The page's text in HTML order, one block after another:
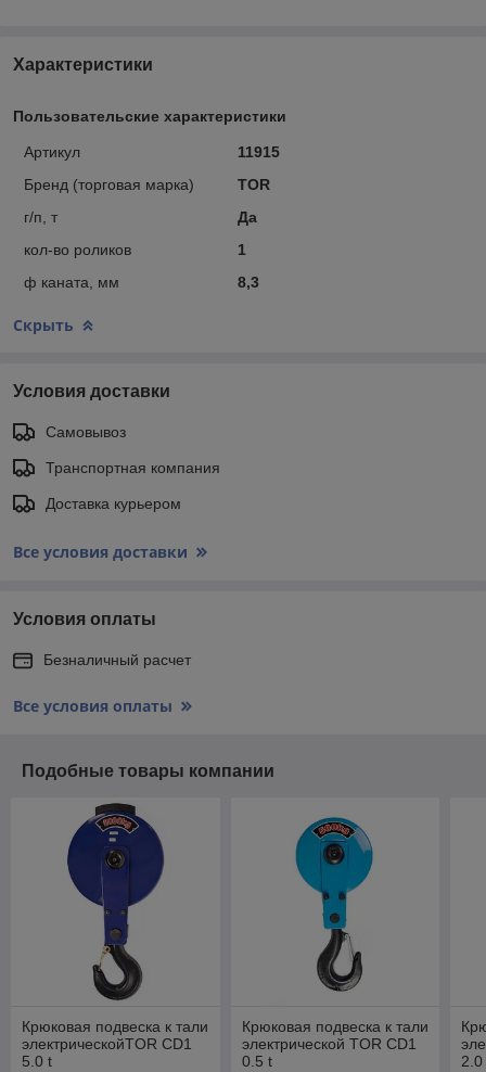
Характеристики
Пользовательские характеристики
Артикул
11915
Бренд (торговая марка)
TOR
г/п, т
Да
кол-во роликов
1
ф каната, мм
8,3
Скрыть
Условия доставки
Самовывоз
Транспортная компания
Доставка курьером
Все условия доставки
Условия оплаты
Безналичный расчет
Все условия оплаты
Подобные товары компании
Крюковая подвеска к тали
электрическойTOR CD1
5.0 t
Крюковая подвеска к тали
электрической TOR CD1
0.5 t
2.0